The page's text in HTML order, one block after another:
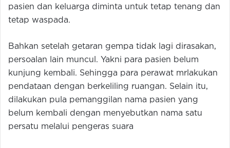
pasien dan keluarga diminta untuk tetap tenang dan
tetap waspada.
Bahkan setelah getaran gempa tidak lagi dirasakan,
persoalan lain muncul. Yakni para pasien belum
kunjung kembali. Sehingga para perawat mrlakukan
pendataan dengan berkeliling ruangan. Selain itu,
dilakukan pula pemanggilan nama pasien yang
belum kembali dengan menyebutkan nama satu
persatu melalui pengeras suara